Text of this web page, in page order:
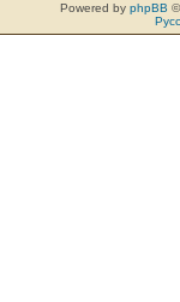
Powered by phpBB